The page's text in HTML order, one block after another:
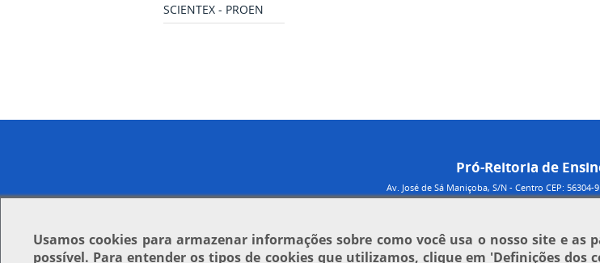
SCIENTEX - PROEN
Pró-Reitoria de
Av. José de Sá Maniçoba, S/N - Centro CEP: 56304-
Usamoscookies para armazenar informações sobre como você usa o nosso site e
possível. Para entender os tipos de cookies que utilizamos, clique em 'Definições dos